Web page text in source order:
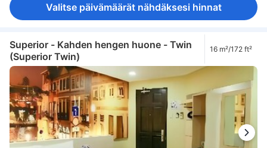
Valitse päivämäärät nähdäksesi hinnat
Superior - Kahden hengen huone - Twin
(Superior Twin)
16 m²/172 ft²